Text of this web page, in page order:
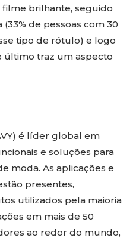
brilhante, seguido
de pessoas com 30
tipo de rótulo) e logo
último traz um aspecto
é líder global em
e soluções para
moda. As aplicações e
presentes,
utilizados pela maioria
em mais de 50
ao redor do mundo,